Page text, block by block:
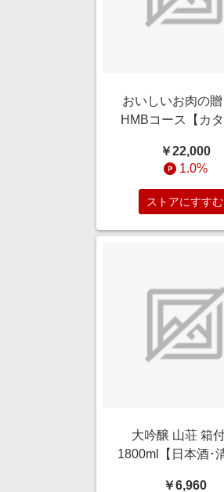
おいしいお肉の
HMBコース【カ
￥22,000
1.0%
ストアにすすむ
大吟醸 山荘 箱
1800ml【日本酒･
￥6,960